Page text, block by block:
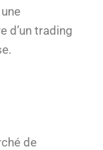
d’un trading
de